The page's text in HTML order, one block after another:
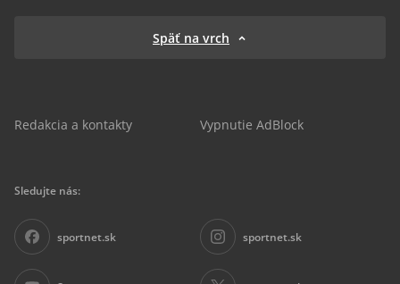
Späť na vrch
Redakcia a kontakty Vypnutie AdBlock
Sledujte nás:
sportnet.sk sportnet.sk